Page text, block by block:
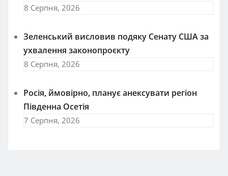
8 Серпня, 2026
Зеленський висловив подяку Сенату США за
ухвалення законопроєкту
8 Серпня, 2026
Росія, ймовірно, планує анексувати регіон
Південна Осетія
7 Серпня, 2026